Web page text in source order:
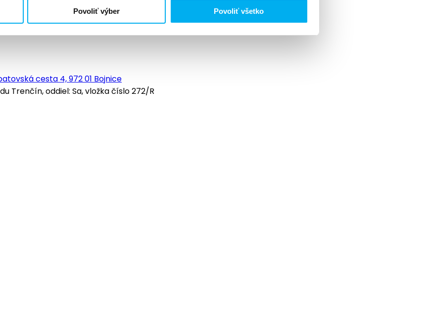
Povoliť výber Povoliť všetko
cesta 4, 972 01 Bojnice
Trenčín, oddiel: Sa, vložka číslo 272/R